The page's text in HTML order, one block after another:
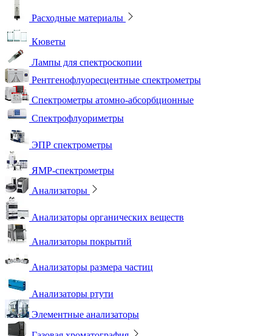
Расходные материалы
Кюветы
Лампы для спектроскопии
Рентгенофлуоресцентные спектрометры
Спектрометры атомно-абсорбционные
Спектрофлуориметры
ЭПР спектрометры
ЯМР-спектрометры
Анализаторы
Анализаторы органических веществ
Анализаторы покрытий
Анализаторы размера частиц
Анализаторы ртути
Элементные анализаторы